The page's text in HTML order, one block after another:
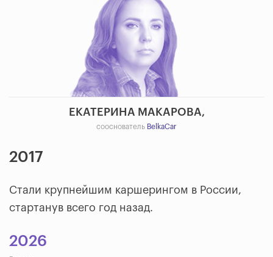
ЕКАТЕРИНА МАКАРОВА,
сооснователь BelkaCar
2017
Стали крупнейшим каршерингом в России,
стартанув всего год назад.
2026